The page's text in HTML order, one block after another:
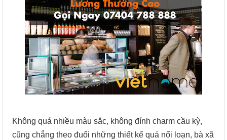
Không quá nhiều màu sắc, không đính charm cầu kỳ,
cũng chẳng theo đuổi những thiết kế quá nổi loạn, bà xã